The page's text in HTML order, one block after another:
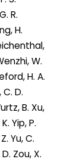
R.
H.
W.
H. A.
D.
B. Xu,
Yip, P.
Yu, C.
Zou, X.